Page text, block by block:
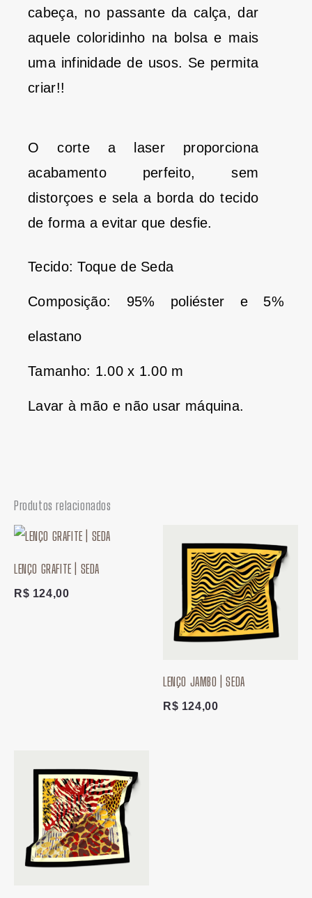
cabeça, no passante da calça, dar
aquele coloridinho na bolsa e mais
uma infinidade de usos. Se permita
criar!!
O corte a laser proporciona
acabamento perfeito, sem
distorçoes e sela a borda do tecido
de forma a evitar que desfie.
Tecido: Toque de Seda
Composição: 95% poliéster e 5%
elastano
Tamanho: 1.00 x 1.00 m
Lavar à mão e não usar máquina.
Produtos relacionados
LENÇO GRAFITE | SEDA
R$ 124,00
LENÇO JAMBO | SEDA
R$ 124,00